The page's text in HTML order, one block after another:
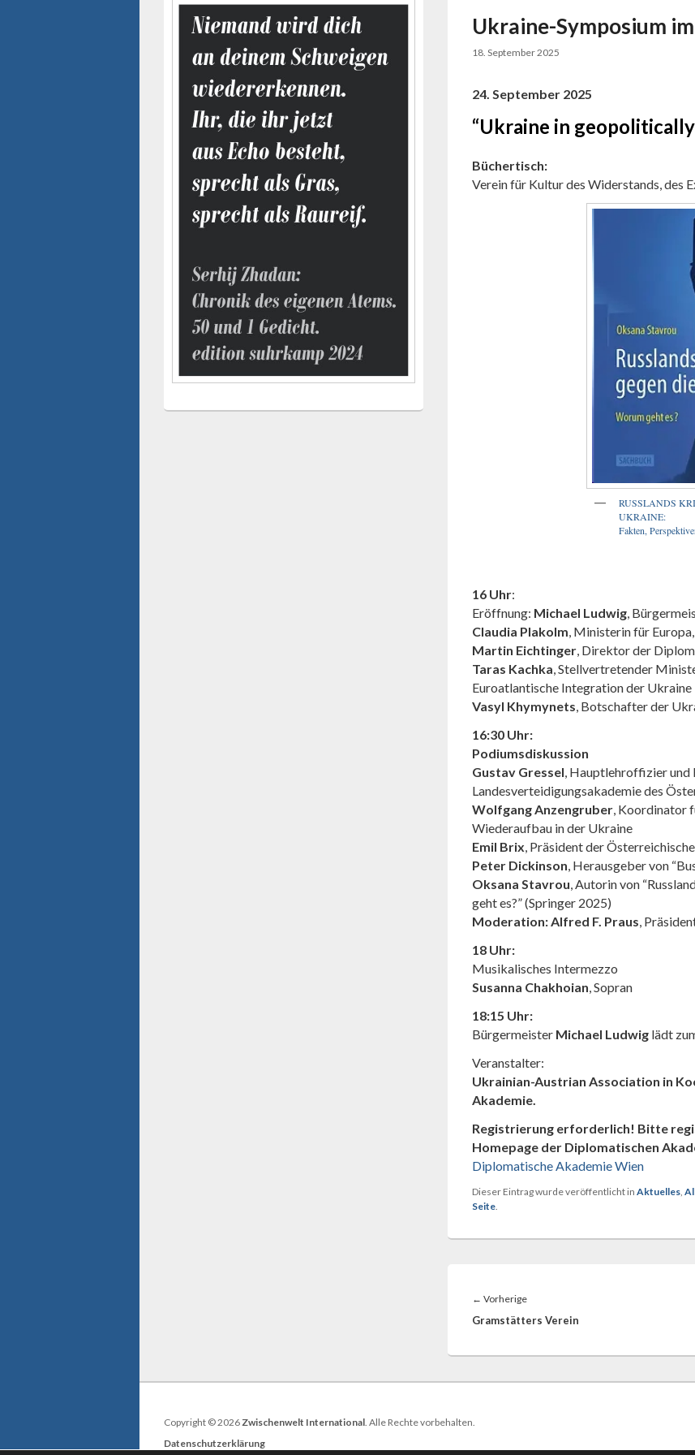
Ukraine-Symposium
18. September 2025
24. September 2025
“Ukraine in
Büchertisch:
Verein für Kultur des Widerstands, des
RUSSLANDS
UKRAINE:
Fakten,
16 Uhr:
Eröffnung: Michael Ludwig,
Claudia Plakolm, Ministerin für
Martin Eichtinger, Direktor der
Taras Kachka, Stellvertretender
Euroatlantische Integration der Ukraine
Vasyl Khymynets, Botschafter der
16:30 Uhr:
Podiumsdiskussion
Gustav Gressel, Hauptlehroffizier und
Landesverteidigungsakademie des
Wolfgang Anzengruber, Koordinator
Wiederaufbau in der Ukraine
Emil Brix, Präsident der
Peter Dickinson, Herausgeber von
Oksana Stavrou, Autorin von
geht es?” (Springer 2025)
Moderation:Alfred F. Praus,
18 Uhr:
Musikalisches Intermezzo
Susanna Chakhoian, Sopran
18:15 Uhr:
Bürgermeister Michael Ludwig lädt
Veranstalter:
Ukrainian-Austrian Association in
Akademie.
Registrierung erforderlich! Bitte
Homepage der Diplomatischen
Diplomatische Akademie Wien
Dieser Eintrag wurde veröffentlicht in Aktuelles,
Seite.
← VorherigeVorheriger
Beitrag:
Gramstätters Verein
Seitenleisten-
Widgetbereich
Copyright © 2026Zwischenwelt International. Alle Rechte vorbehalten.
Datenschutzerklärung